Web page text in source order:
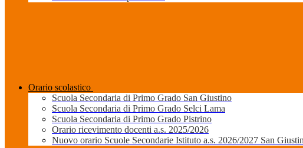
Orario scolastico
Scuola Secondaria di Primo Grado San Giustino
Scuola Secondaria di Primo Grado Selci Lama
Scuola Secondaria di Primo Grado Pistrino
Orario ricevimento docenti a.s. 2025/2026
Nuovo orario Scuole Secondarie Istituto a.s. 2026/2027 San